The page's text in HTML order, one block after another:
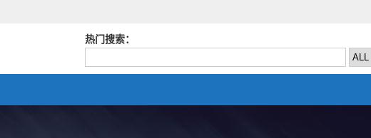
热门搜索：